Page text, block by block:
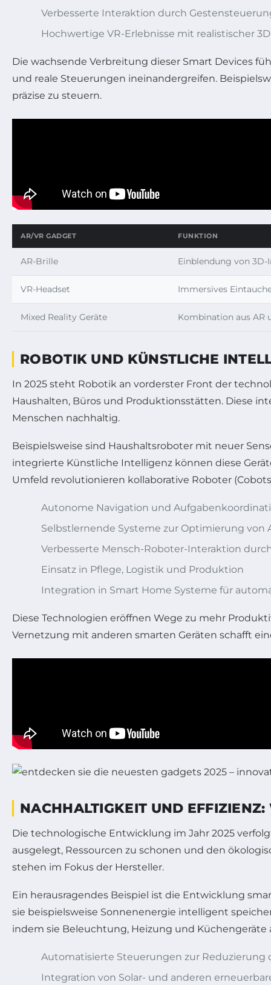
Verbesserte Interaktion durch
Hochwertige VR-Erlebnisse mit realistischer
Die wachsende Verbreitung dieser Smart Devices
und reale Steuerungen ineinandergreifen.
präzise zu steuern.
AR/VR GADGET FUNKTION
AR-Brille Einblendung von
VR-Headset Immersives
Mixed Reality Geräte Kombination aus AR
ROBOTIK UND KÜNSTLICHE
In 2025 steht Robotik an vorderster Front der
Haushalten, Büros und Produktionsstätten. Diese
Menschen nachhaltig.
Beispielsweise sind Haushaltsroboter mit neuer
integrierte Künstliche Intelligenz können diese
Umfeld revolutionieren kollaborative Roboter
Autonome Navigation und
Selbstlernende Systeme zur Optimierung von
Verbesserte Mensch-Roboter-Interaktion
Einsatz in Pflege, Logistik und Produktion
Integration in Smart Home Systeme für
Diese Technologien eröffnen Wege zu mehr
Vernetzung mit anderen smarten Geräten schafft
NACHHALTIGKEIT UND
Die technologische Entwicklung im Jahr 2025
ausgelegt, Ressourcen zu schonen und den
stehen im Fokus der Hersteller.
Ein herausragendes Beispiel ist die Entwicklung
sie beispielsweise Sonnenenergie intelligent
indem sie Beleuchtung, Heizung und
Automatisierte Steuerungen zur Reduzierung
Integration von Solar- und anderen